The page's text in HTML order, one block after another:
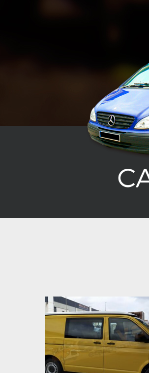
Wolkswagen
4Motion –